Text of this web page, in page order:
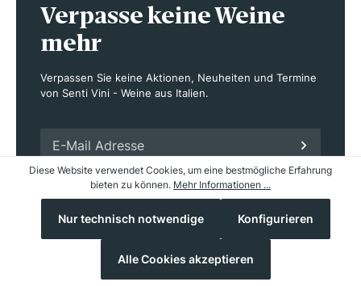
Verpasse keine Weine
mehr
Verpassen Sie keine Aktionen, Neuheiten und Termine
von Senti Vini - Weine aus Italien.
Hiermit akzeptiere ich dieDatenschutzerklärung.
Bekannte Regionen für Merlot
Diese Website verwendet Cookies, um eine bestmögliche Erfahrung
bieten zu können. Mehr Informationen ...
Nur technisch notwendige Konfigurieren
Alle Cookies akzeptieren